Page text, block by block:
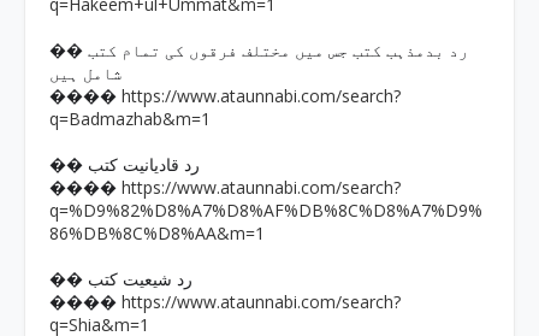
�� رد بدمذہب کتب جس میں مختلف فرقوں کی تمام کتب
شامل ہیں
���� https://www.ataunnabi.com/search?
q=Badmazhab&m=1
�� رد قادیانیت کتب
���� https://www.ataunnabi.com/search?
q=%D9%82%D8%A7%D8%AF%DB%8C%D8%A7%D9%
86%DB%8C%D8%AA&m=1
�� رد شیعیت کتب
���� https://www.ataunnabi.com/search?
q=Shia&m=1